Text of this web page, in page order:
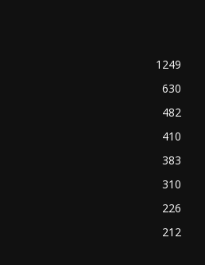
1249
630
482
410
383
310
226
212